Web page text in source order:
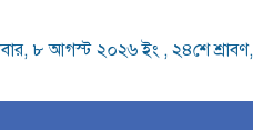
৮ আগস্ট ২০২৬ ইং ,২৪শে